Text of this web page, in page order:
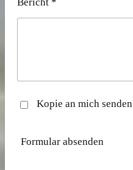
Kopie an mich senden
Formular absenden